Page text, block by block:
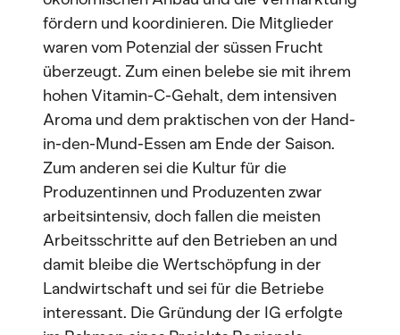
fördern und koordinieren. Die Mitglieder
waren vom Potenzial der süssen Frucht
überzeugt. Zum einen belebe sie mit ihrem
hohen Vitamin-C-Gehalt, dem intensiven
Aroma und dem praktischen von der Hand-
in-den-Mund-Essen am Ende der Saison.
Zum anderen sei die Kultur für die
Produzentinnen und Produzenten zwar
arbeitsintensiv, doch fallen die meisten
Arbeitsschritte auf den Betrieben an und
damit bleibe die Wertschöpfung in der
Landwirtschaft und sei für die Betriebe
interessant. Die Gründung der IG erfolgte